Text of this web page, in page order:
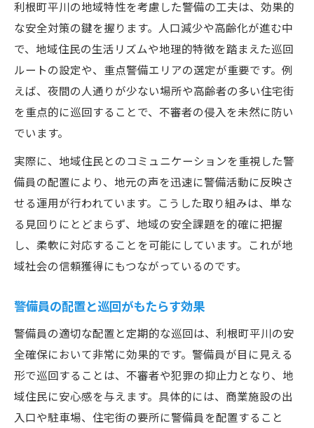
利根町平川の地域特性を考慮した警備の工夫は、効果的
な安全対策の鍵を握ります。人口減少や高齢化が進む中
で、地域住民の生活リズムや地理的特徴を踏まえた巡回
ルートの設定や、重点警備エリアの選定が重要です。例
えば、夜間の人通りが少ない場所や高齢者の多い住宅街
を重点的に巡回することで、不審者の侵入を未然に防い
でいます。
実際に、地域住民とのコミュニケーションを重視した警
備員の配置により、地元の声を迅速に警備活動に反映さ
せる運用が行われています。こうした取り組みは、単な
る見回りにとどまらず、地域の安全課題を的確に把握
し、柔軟に対応することを可能にしています。これが地
域社会の信頼獲得にもつながっているのです。
警備員の配置と巡回がもたらす効果
警備員の適切な配置と定期的な巡回は、利根町平川の安
全確保において非常に効果的です。警備員が目に見える
形で巡回することは、不審者や犯罪の抑止力となり、地
域住民に安心感を与えます。具体的には、商業施設の出
入口や駐車場、住宅街の要所に警備員を配置すること